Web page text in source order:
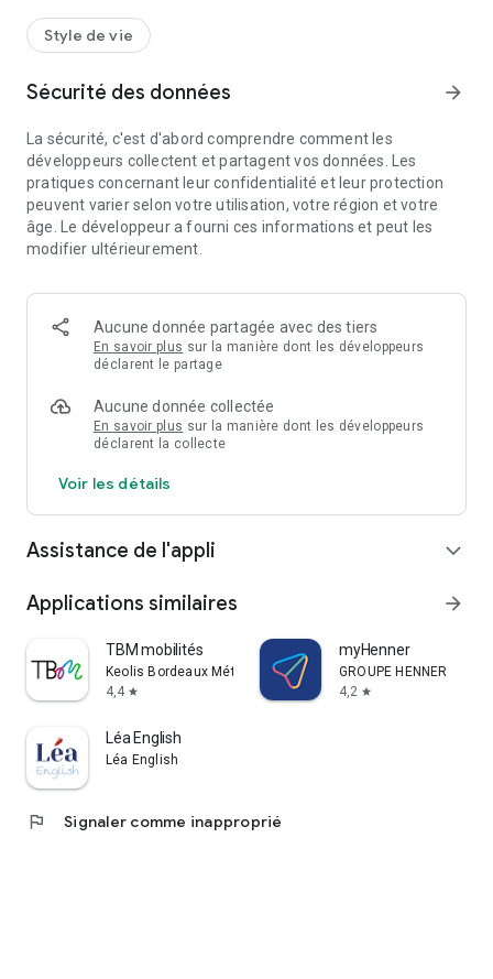
Style de vie
Sécurité des données arrow_forward
La sécurité, c'est d'abord comprendre comment les
développeurs collectent et partagent vos données. Les
pratiques concernant leur confidentialité et leur protection
peuvent varier selon votre utilisation, votre région et votre
âge. Le développeur a fourni ces informations et peut les
modifier ultérieurement.
Aucune donnée partagée avec des tiers
En savoir plus sur la manière dont les développeurs
déclarent le partage
Aucune donnée collectée
En savoir plus sur la manière dont les développeurs
déclarent la collecte
Voir les détails
Assistance de l'appli expand_more
Applications similaires arrow_forward
TBM mobilités
Keolis Bordeaux Métropole Mobilités
4,4 star
myHenner
GROUPE HENNER
4,2 star
Léa English
Léa English
flag Signaler comme inapproprié